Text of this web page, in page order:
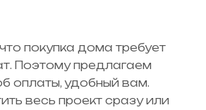
покупка дома требует
Поэтому предлагаем
оплаты, удобный вам.
весь проект сразу или